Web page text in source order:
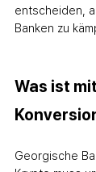
entscheiden,
Banken zu
Was ist
Georgische